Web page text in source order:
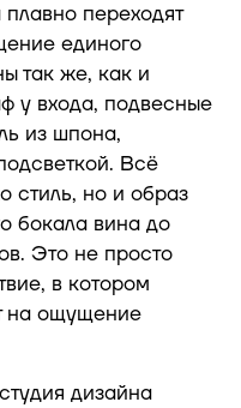
переходят
единого
так же, как и
у входа, подвесные
из шпона,
Всё
стиль, но и образ
бокала вина до
Это не просто
в котором
на ощущение
дизайна